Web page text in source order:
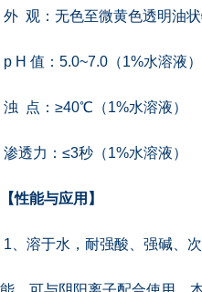
外 观：无色至微黄色透明油
p H 值：5.0~7.0（1%水溶液）
浊 点：≥40℃（1%水溶液）
渗透力：≤3秒（1%水溶液）
【性能与应用】
1、溶于水，耐强酸、强碱、